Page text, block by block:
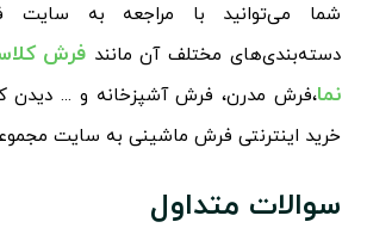
شما می‌توانید با مراجعه به
دسته‌بندی‌های مختلف آن مانند فرش
نما،فرش مدرن، فرش آشپزخانه و ... دیدن
خرید اینترنتی فرش ماشینی به سایت
سوالات متداول